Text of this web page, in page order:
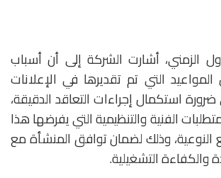
الزمني، أشارت الشركة إلى أن أسباب
المواعيد التي تم تقديرها في الإعلانات
استكمال إجراءات التعاقد الدقيقة،
الفنية والتنظيمية التي يفرضها هذا
النوعية، وذلك لضمان توافق المنشأة مع
والكفاءة التشغيلية.